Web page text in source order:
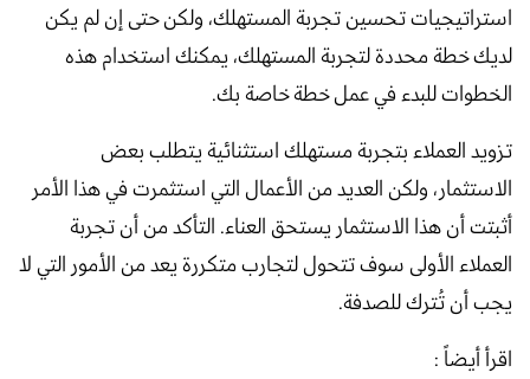
استراتيجيات تحسين تجربة المستهلك، ولكن حتى إن لم يكن
لديك خطة محددة لتجربة المستهلك، يمكنك استخدام هذه
الخطوات للبدء في عمل خطة خاصة بك.
تزويد العملاء بتجربة مستهلك استثنائية يتطلب بعض
الاستثمار، ولكن العديد من الأعمال التي استثمرت في هذا الأمر
أثبتت أن هذا الاستثمار يستحق العناء. التأكد من أن تجربة
العملاء الأولى سوف تتحول لتجارب متكررة يعد من الأمور التي لا
يجب أن تُترك للصدفة.
اقرأ أيضاً :